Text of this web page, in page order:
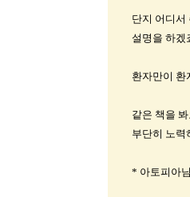
단지 어디서
설명을 하겠
환자만이 환
같은 책을
부단히 노력
* 아토피아